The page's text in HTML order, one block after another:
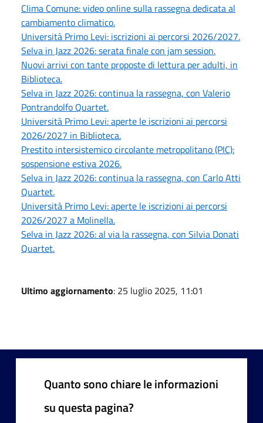
Clima Comune: video online sulla rassegna dedicata al
cambiamento climatico.
Università Primo Levi: iscrizioni ai percorsi 2026/2027.
Selva in Jazz 2026: serata finale con jam session.
Nuovi arrivi con tante proposte di lettura per adulti, in
Biblioteca.
Selva in Jazz 2026: continua la rassegna, con Valerio
Pontrandolfo Quartet.
Università Primo Levi: aperte le iscrizioni ai percorsi
2026/2027 in Biblioteca.
Prestito intersistemico circolante metropolitano (PIC):
sospensione estiva 2026.
Selva in Jazz 2026: continua la rassegna, con Carlo Atti
Quartet.
Università Primo Levi: aperte le iscrizioni ai percorsi
2026/2027 a Molinella.
Selva in Jazz 2026: al via la rassegna, con Silvia Donati
Quartet.
Ultimo aggiornamento: 25 luglio 2025, 11:01
Quanto sono chiare le informazioni
su questa pagina?